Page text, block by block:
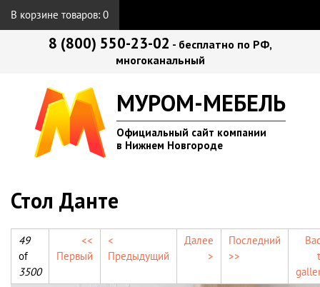
В корзине товаров: 0
8 (800) 550-23-02 - бесплатно по РФ,
многоканальный
МУРОМ-МЕБЕЛЬ
Официальный сайт компании
в Нижнем Новгороде
Стол Данте
49
of
3500
<<
Первый
<
Предыдущий
Далее
>
Последний
>>